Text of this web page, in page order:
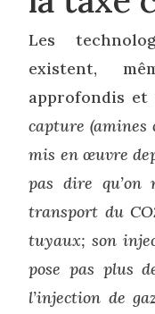
Les
existent,
approfondis et
capture (amines
mis en œuvre
pas dire qu’on
transport du
tuyaux; son
pose pas plus
l’injection de